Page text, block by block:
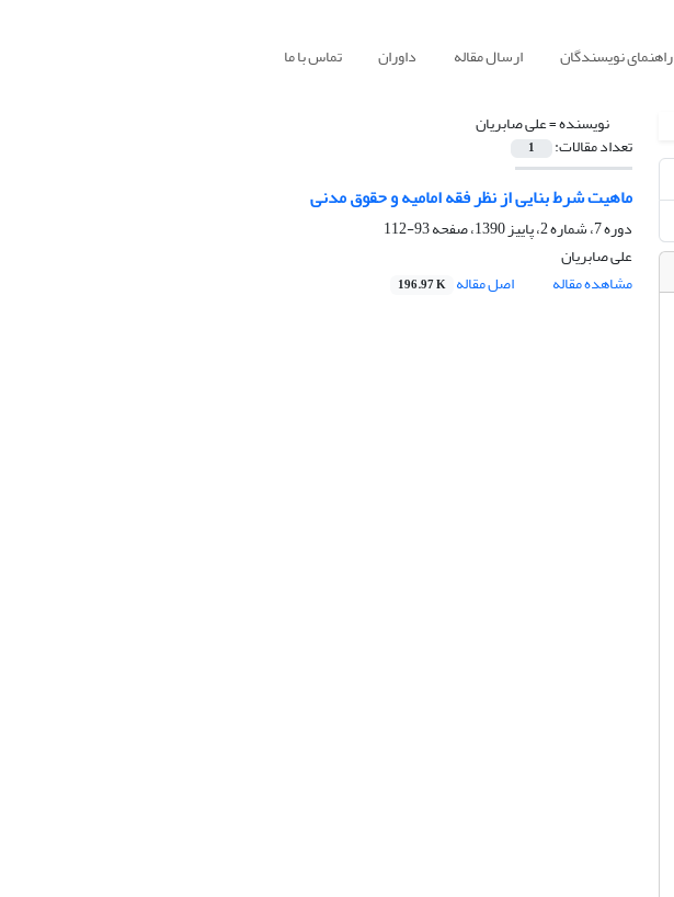
راهنمای نویسندگان ارسال مقاله داوران تماس با ما
نویسنده =علی صابریان
تعداد مقالات: 1
ماهیت شرط بنایی از نظر فقه امامیه و حقوق مدنی
دوره 7، شماره 2، پاییز 1390، صفحه
93-112
علی صابریان
مشاهده مقاله
اصل مقاله 196.97 K